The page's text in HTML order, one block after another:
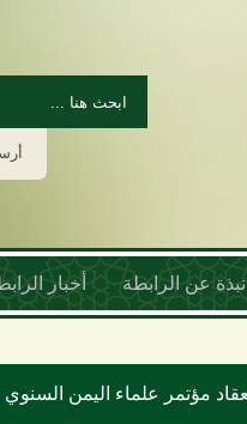
استمارة
‏بحث ‏
نبذة عن الرابطة أخبار